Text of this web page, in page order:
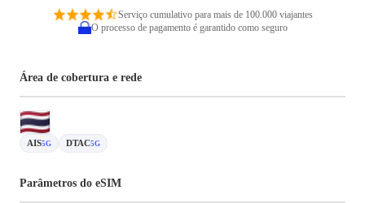
Serviço cumulativo para mais de 100.000 viajantes
O processo de pagamento é garantido como seguro
Área de cobertura e rede
AIS5G DTAC5G
Parâmetros do eSIM